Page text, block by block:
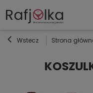
Wstecz Strona